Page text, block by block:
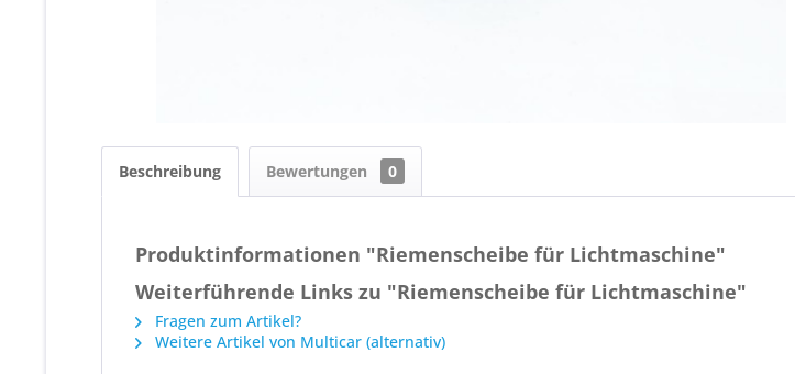
Beschreibung Bewertungen 0
Produktinformationen "Riemenscheibe für Lichtmaschine"
Weiterführende Links zu "Riemenscheibe für Lichtmaschine"
Fragen zum Artikel?
Weitere Artikel von Multicar (alternativ)